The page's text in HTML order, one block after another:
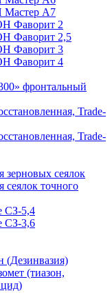
А7
Фаворит 2
Фаворит 2,5
Фаворит 3
Фаворит 4
фронтальный
Trade-
Trade-
зерновых сеялок
сеялок точного
СЗ-5,4
СЗ-3,6
(Дезинвазия)
(тиазон,